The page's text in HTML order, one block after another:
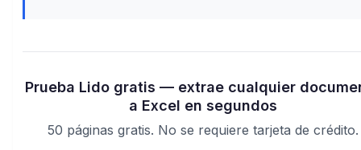
Prueba Lido gratis — extrae cualquier
a Excel en segundos
50 páginas gratis. No se requiere tarjeta de crédito.